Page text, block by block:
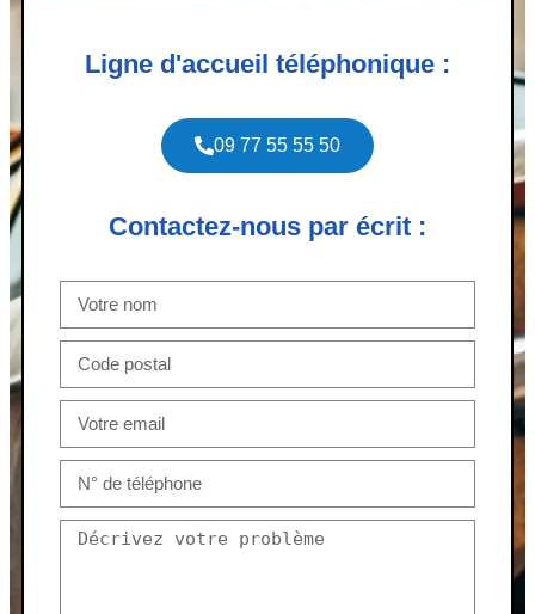
Ligne d'accueil téléphonique :
09 77 55 55 50
Contactez-nous par écrit :